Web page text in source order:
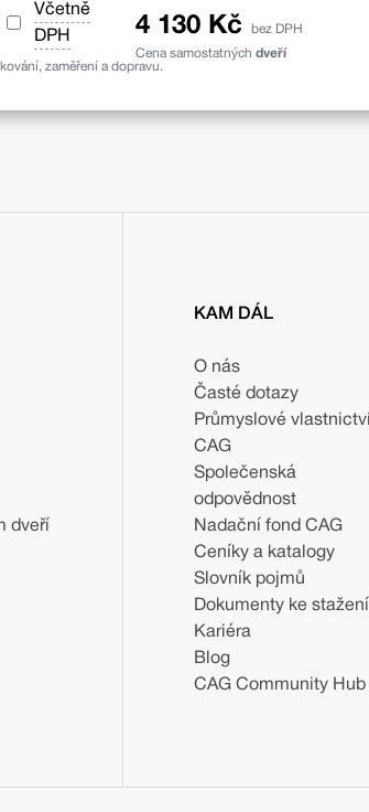
Včetně
DPH
zaměření a dopravu.
4 130 Kč bez DPH
Cena samostatných dveří
dveří
KAM DÁL
O nás
Časté dotazy
Průmyslové vlastnictví
CAG
Společenská
odpovědnost
Nadační fond CAG
Ceníky a katalogy
Slovník pojmů
Dokumenty ke stažení
Kariéra
Blog
CAG Community Hub